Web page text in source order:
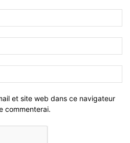
et site web dans ce navigateur
commenterai.